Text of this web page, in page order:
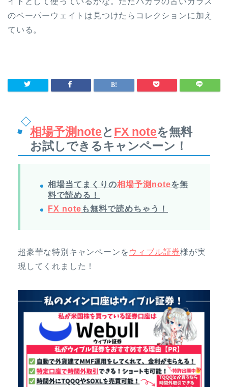
のペーパーウェイトは見つけたらコレクションに加え
ている。
相場予測noteとFX noteを無料
お試しできるキャンペーン！
相場当てまくりの相場予測noteを無
料で読める！
FX note も無料で読めちゃう！
超豪華な特別キャンペーンを ウィブル証券様が実
現してくれました！